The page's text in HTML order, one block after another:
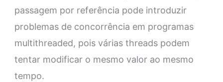
passagem por referência pode introduzir
problemas de concorrência em programas
multithreaded, pois várias threads podem
tentar modificar o mesmo valor ao mesmo
tempo.